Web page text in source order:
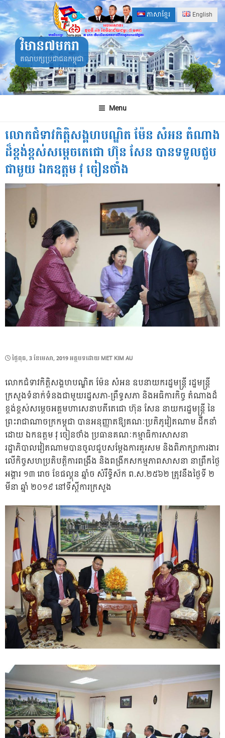
Skip
to
content
ភាសាខ្មែរ English
វិមាន៧មករា
គណបក្សប្រជាជនកម្ពុជា
Menu
លោកជំទាវកិត្តិសង្គហបណ្ឌិត ម៉ែន សំអន តំណាង
ដ៏ខ្ពង់ខ្ពស់សម្តេចតេជោ ហ៊ុន សែន បានទទួលជួប
ជាមួយ ឯកឧត្តម វុ ចៀនថាំង
POSTED
ថ្ងៃ​ពុធ, 3 ខែ​មេសា, 2019អត្ថបទដោយ MET KIM AU
លោកជំទាវកិត្តិសង្គហបណ្ឌិត ម៉ែន សំអន ឧបនាយករដ្ឋមន្ត្រី រដ្ឋមន្ត្រី
ក្រសួងទំនាក់ទំនងជាមួយរដ្ឋសភា-ព្រឺទ្ធសភា និងអធិការកិច្ច តំណាងដ៏
ខ្ពង់ខ្ពស់សម្តេចអគ្គមហាសេនាបតីតេជោ ហ៊ុន សែន នាយករដ្ឋមន្ត្រី នៃ
ព្រះរាជាណាចក្រកម្ពុជា បានអនុញ្ញាតឱ្យគណៈប្រតិភូវៀតណាម ដឹកនាំ
ដោយ ឯកឧត្តម វុ ចៀនថាំង ប្រធានគណៈកម្មាធិការសាសនា
រដ្ឋាភិបាលវៀតណាមបានចូលជួបសម្តែងការគួរសម និងពិភាក្សាការងារ
លើកិច្ចសហប្រតិបត្តិការពង្រឹង និងពង្រីកសកម្មភាពសាសនា នាព្រឹកថ្ងៃ
អង្គារ ១៣ រោច ខែផល្គុន ឆ្នាំច សំរឹទ្ធិស័ក ព.ស.២៥៦២ ត្រូវនឹងថ្ងៃទី ២
មីនា ឆ្នាំ ២០១៩ នៅទីស្តីការក្រសួង